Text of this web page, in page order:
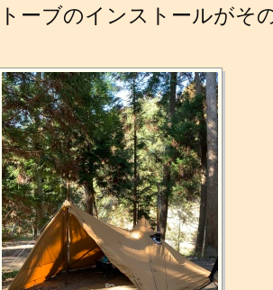
ーブのインストールがそ